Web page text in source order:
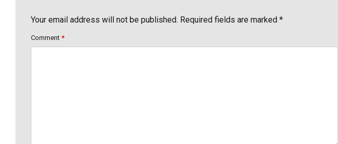
Your email address will not be published. Required fields are marked *
Comment *